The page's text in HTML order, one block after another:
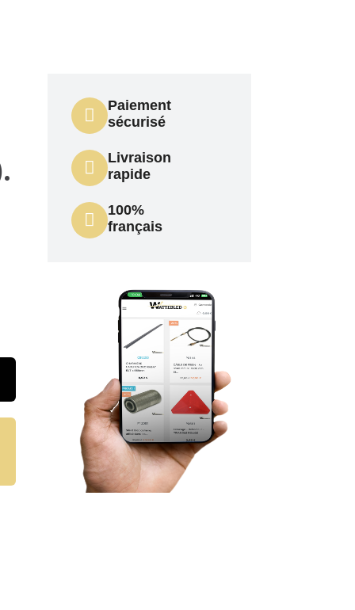
Paiement
sécurisé
Livraison
rapide
100%
français